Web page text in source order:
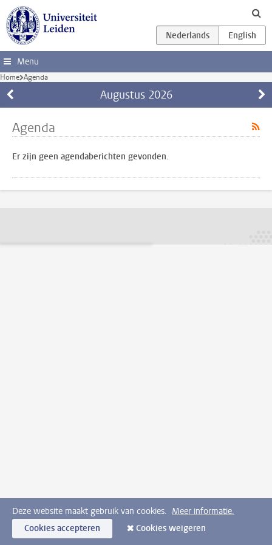
Ga direct naar de inhoud
Menu
Home Agenda
Augustus 2026
Agenda
Er zijn geen agendaberichten gevonden.
Deze website maakt gebruik van cookies. Meer informatie.
Cookies accepteren
Cookies weigeren